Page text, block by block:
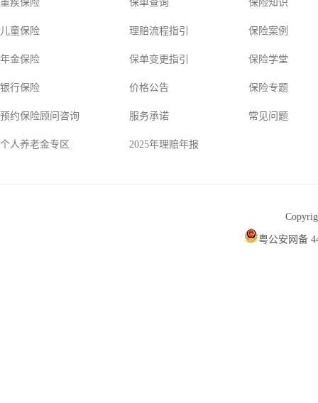
重疾保险
儿童保险
年金保险
银行保险
预约保险顾问咨询
个人养老金专区
保单查询
理赔流程指引
保单变更指引
价格公告
服务承诺
2025年理赔年报
保险知识
保险案例
保险学堂
保险专题
常见问题
粤公安网备